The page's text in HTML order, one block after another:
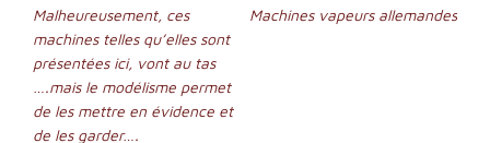
Navigation
de
l’article
Malheureusement, ces
machines telles qu’elles sont
présentées ici, vont au tas
….mais le modélisme permet
de les mettre en évidence et
de les garder….
Machines vapeurs allemandes